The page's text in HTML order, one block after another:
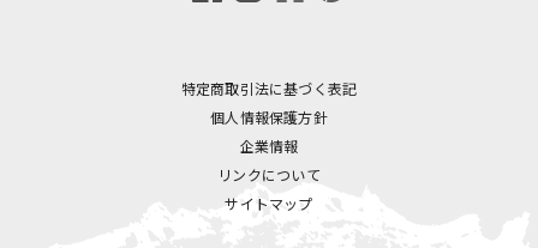
特定商取引法に基づく表記
個人情報保護方針
企業情報
リンクについて
サイトマップ